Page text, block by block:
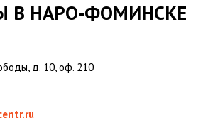
В НАРО-ФОМИНСКЕ
д. 10, оф. 210